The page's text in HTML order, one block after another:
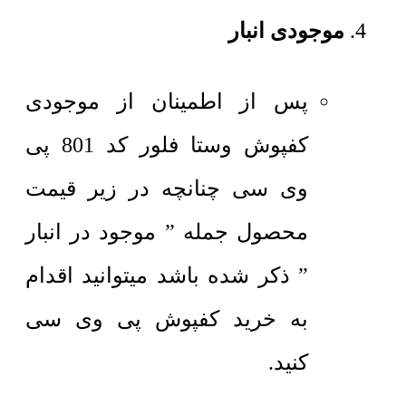
موجودی انبار
پس از اطمینان از موجودی
کفپوش وستا فلور کد 801 پی
وی سی چنانچه در زیر قیمت
محصول جمله ” موجود در انبار
” ذکر شده باشد میتوانید اقدام
به خرید کفپوش پی وی سی
کنید.